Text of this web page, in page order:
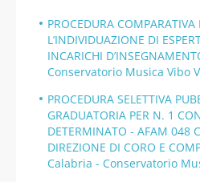
PROCEDURA
L’INDIVIDUAZIONE DI
INCARICHI
Conservatorio Musica Vibo
PROCEDURA SELETTIVA
GRADUATORIA PER N. 1
DETERMINATO - AFAM 048
DIREZIONE DI CORO E
Calabria - Conservatorio